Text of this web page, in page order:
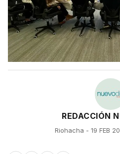
REDACCIÓN
Riohacha - 19 FEB